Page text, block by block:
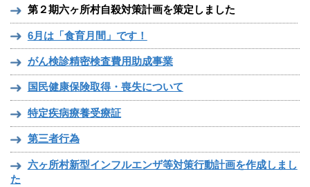
第２期六ヶ所村自殺対策計画を策定しました
6月は「食育月間」です！
がん検診精密検査費用助成事業
国民健康保険取得・喪失について
特定疾病療養受療証
第三者行為
六ヶ所村新型インフルエンザ等対策行動計画を作成しまし
た